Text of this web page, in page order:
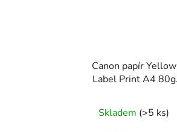
Canon papír Yellow
Label Print A4 80g
Skladem (>5 ks)